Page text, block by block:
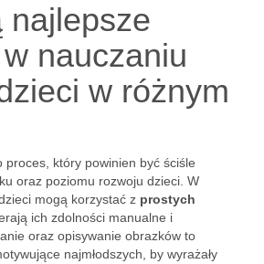
najlepsze
nauczaniu
w różnym
proces, który powinien być ściśle
oraz poziomu rozwoju dzieci. W
mogą korzystać z prostych
ich zdolności manualne i
oraz opisywanie obrazków to
najmłodszych, by wyrażały